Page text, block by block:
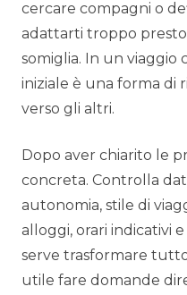
cercare compagni o
adattarti troppo
somiglia. In un viaggio
iniziale è una forma di
verso gli altri.
Dopo aver chiarito le
concreta. Controlla
autonomia, stile di
alloggi, orari indicativi
serve trasformare
utile fare domande